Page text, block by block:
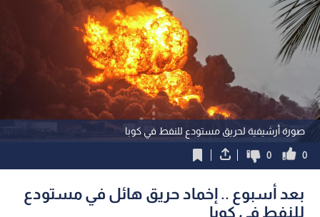
صورة أرشيفية لحريق مستودع للنفط في كوبا
0
0
بعد أسبوع .. إخماد حريق هائل في مستودع
للنفط في كوبا